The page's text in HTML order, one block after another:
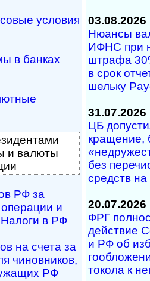
условия
в банках
и валюты
РФ за
и
в РФ
на счета за
чиновников,
РФ
03.08.2026
Нюансы
ИФНС при
штра­фа
в срок
ше­ль­ку
31.07.2026
ЦБ
кра­ще­ние,
без
средств
20.07.2026
ФРГ
дей­ст­вие
и РФ об
то­ко­ла к